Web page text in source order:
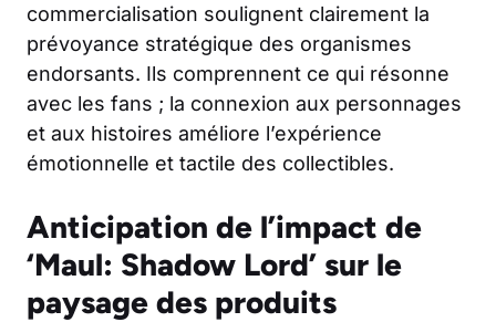
commercialisation soulignent clairement la
prévoyance stratégique des organismes
endorsants. Ils comprennent ce qui résonne
avec les fans ; la connexion aux personnages
et aux histoires améliore l’expérience
émotionnelle et tactile des collectibles.
Anticipation de l’impact de
‘Maul: Shadow Lord’ sur le
paysage des produits